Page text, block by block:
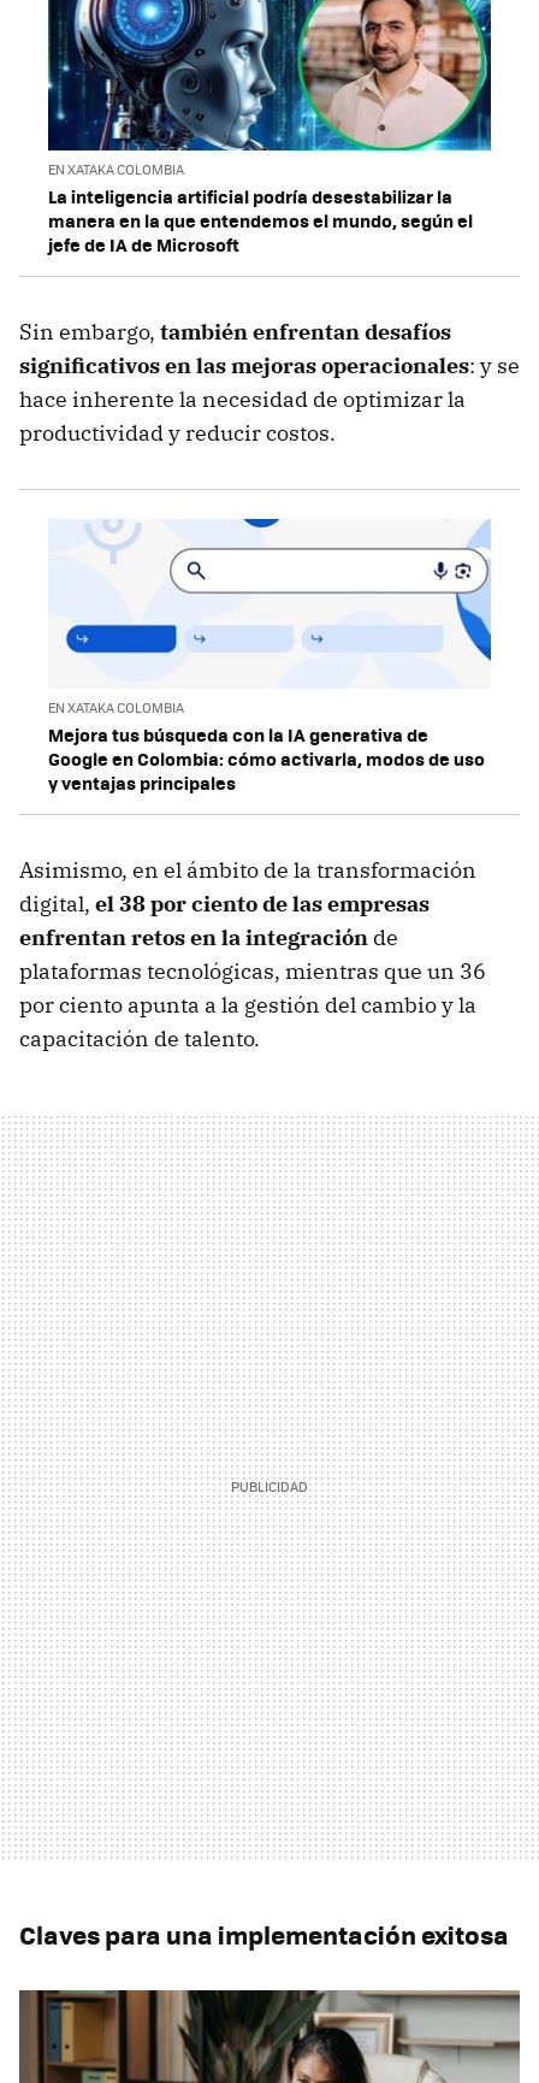
EN XATAKA COLOMBIA
La inteligencia artificial podría desestabilizar la
manera en la que entendemos el mundo, según el
jefe de IA de Microsoft
Sin embargo, también enfrentan desafíos
significativos en las mejoras operacionales: y se
hace inherente la necesidad de optimizar la
productividad y reducir costos.
EN XATAKA COLOMBIA
Mejora tus búsqueda con la IA generativa de
Google en Colombia: cómo activarla, modos de uso
y ventajas principales
Asimismo, en el ámbito de la transformación
digital, el 38 por ciento de las empresas
enfrentan retos en la integración de
plataformas tecnológicas, mientras que un 36
por ciento apunta a la gestión del cambio y la
capacitación de talento.
Claves para una implementación exitosa